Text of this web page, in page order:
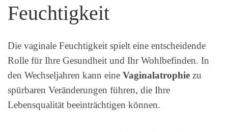
Feuchtigkeit
Die vaginale Feuchtigkeit spielt eine entscheidende
Rolle für Ihre Gesundheit und Ihr Wohlbefinden. In
den Wechseljahren kann eine Vaginalatrophie zu
spürbaren Veränderungen führen, die Ihre
Lebensqualität beeinträchtigen können.